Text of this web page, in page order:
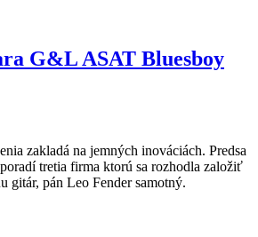
G&L ASAT Bluesboy
zakladá na jemných inováciách. Predsa
tretia firma ktorú sa rozhodla založiť
gitár, pán Leo Fender samotný.